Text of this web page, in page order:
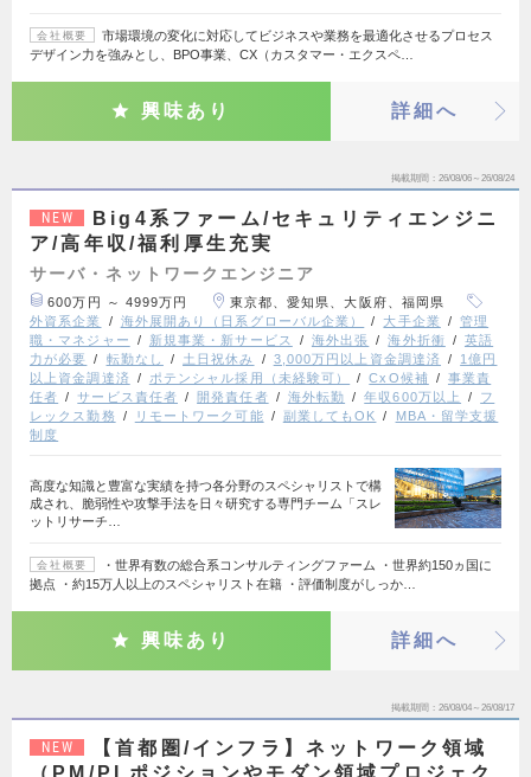
会社概要
市場環境の変化に対応してビジネスや業務を最適化させるプロセス
デザイン力を強みとし、BPO事業、CX（カスタマー・エクスペ…
興味あり 詳細へ
掲載期間 26/08/06～26/08/24
NEW
Big4系ファーム/セキュリティエンジニ
ア/高年収/福利厚生充実
サーバ・ネットワークエンジニア
600万円 ～ 4999万円
東京都、愛知県、大阪府、福岡県
外資系企業
海外展開あり（日系グローバル企業） 大手企業
管理
職・マネジャー
新規事業・新サービス 海外出張 海外折衝
英語
力が必要
転勤なし 土日祝休み 3,000万円以上資金調達済
1億円
以上資金調達済
ポテンシャル採用（未経験可） CxO候補
事業責
任者
サービス責任者 開発責任者 海外転勤 年収600万以上
フ
レックス勤務
リモートワーク可能 副業してもOK
MBA・留学支援
制度
高度な知識と豊富な実績を持つ各分野のスペシャリストで構
成され、脆弱性や攻撃手法を日々研究する専門チーム「スレ
ットリサーチ…
会社概要
・世界有数の総合系コンサルティングファーム ・世界約150ヵ国に
拠点 ・約15万人以上のスペシャリスト在籍 ・評価制度がしっか…
興味あり 詳細へ
掲載期間 26/08/04～26/08/17
NEW
【首都圏/インフラ】ネットワーク領域